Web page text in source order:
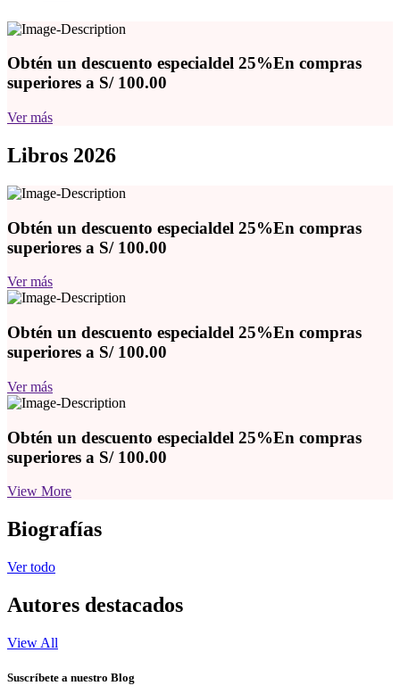
Obtén un descuento especialdel 25%En compras
superiores a S/ 100.00
Ver más
Libros 2026
Obtén un descuento especialdel 25%En compras
superiores a S/ 100.00
Ver más
Obtén un descuento especialdel 25%En compras
superiores a S/ 100.00
Ver más
Obtén un descuento especialdel 25%En compras
superiores a S/ 100.00
View More
Biografías
Ver todo
Autores destacados
View All
Suscríbete a nuestro Blog